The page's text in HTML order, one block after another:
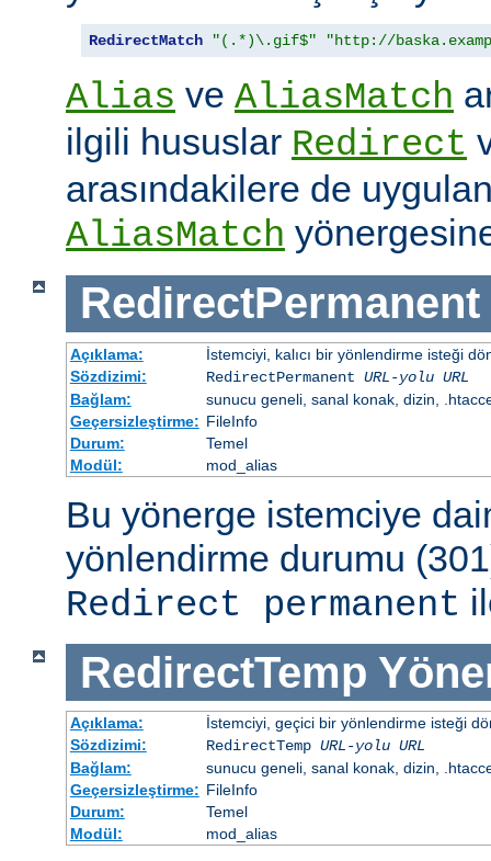
RedirectMatch "(.*)\.gif$" "http://
Alias ve AliasMatch
ilgili hususlar Redirect
arasındakilere de
AliasMatch
RedirectPermanent
Açıklama:
İstemciyi, kalıcı bir yönlendirme isteği
Sözdizimi:
RedirectPermanent URL-yolu URL
Bağlam:
sunucu geneli, sanal konak, dizin,
Geçersizleştirme: FileInfo
Durum:
Temel
Modül:
mod_alias
Bu yönerge istemciye
yönlendirme durumu
Redirect permanent
RedirectTemp
Açıklama:
İstemciyi, geçici bir yönlendirme isteği
Sözdizimi:
RedirectTemp URL-yolu URL
Bağlam:
sunucu geneli, sanal konak, dizin,
Geçersizleştirme: FileInfo
Durum:
Temel
Modül:
mod_alias